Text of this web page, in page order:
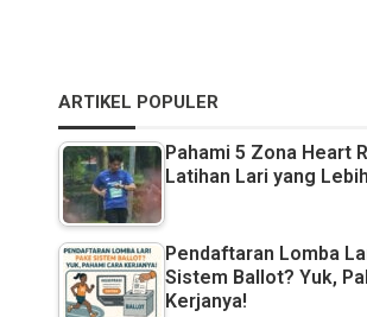
ARTIKEL POPULER
Pahami 5 Zona Heart
Latihan Lari yang
Pendaftaran Lomba
Sistem Ballot? Yuk,
Kerjanya!